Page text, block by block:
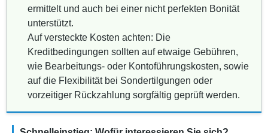
ermittelt und auch bei einer nicht perfekten Bonität
unterstützt.
Auf versteckte Kosten achten: Die
Kreditbedingungen sollten auf etwaige Gebühren,
wie Bearbeitungs- oder Kontoführungskosten, sowie
auf die Flexibilität bei Sondertilgungen oder
vorzeitiger Rückzahlung sorgfältig geprüft werden.